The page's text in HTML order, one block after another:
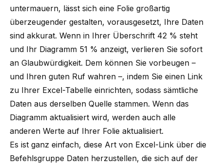
untermauern, lässt sich eine Folie großartig
überzeugender gestalten, vorausgesetzt, Ihre Daten
sind akkurat. Wenn in Ihrer Überschrift 42 % steht
und Ihr Diagramm 51 % anzeigt, verlieren Sie sofort
an Glaubwürdigkeit. Dem können Sie vorbeugen –
und Ihren guten Ruf wahren –, indem Sie einen Link
zu Ihrer Excel-Tabelle einrichten, sodass sämtliche
Daten aus derselben Quelle stammen. Wenn das
Diagramm aktualisiert wird, werden auch alle
anderen Werte auf Ihrer Folie aktualisiert.
Es ist ganz einfach, diese Art von Excel-Link über die
Befehlsgruppe Daten herzustellen, die sich auf der